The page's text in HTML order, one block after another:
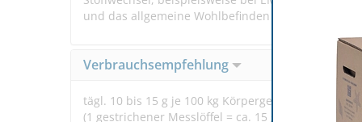
und das allgemeine Wohlbefinden unterstützen.
Verbrauchsempfehlung
tägl. 10 bis 15 g je 100 kg Körpergewicht (600 kg
(1 gestrichener Messlöffel = ca. 15 g)